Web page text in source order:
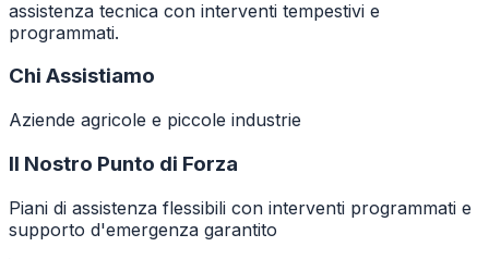
assistenza tecnica con interventi tempestivi e
programmati.
Chi Assistiamo
Aziende agricole e piccole industrie
Il Nostro Punto di Forza
Piani di assistenza flessibili con interventi programmati e
supporto d'emergenza garantito